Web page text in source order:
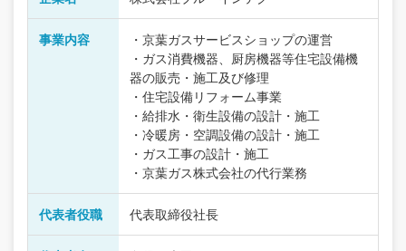
事業内容
・京葉ガスサービスショップの運営
・ガス消費機器、厨房機器等住宅設備機
器の販売・施工及び修理
・住宅設備リフォーム事業
・給排水・衛生設備の設計・施工
・冷暖房・空調設備の設計・施工
・ガス工事の設計・施工
・京葉ガス株式会社の代行業務
代表者役職 代表取締役社長